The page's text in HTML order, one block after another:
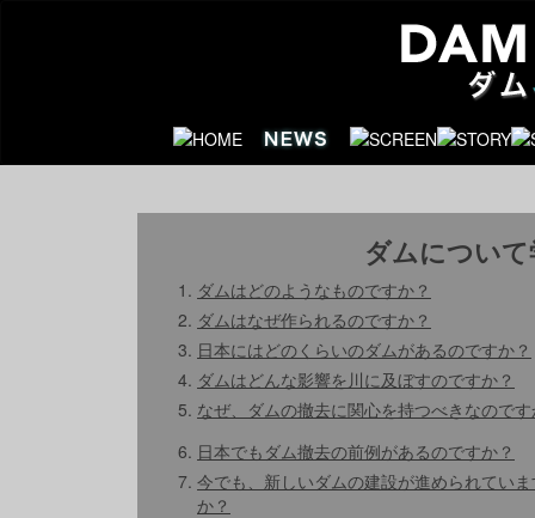
ダムについ
ダムはどのようなものですか？
ダムはなぜ作られるのですか？
日本にはどのくらいのダムがあるのですか？
ダムはどんな影響を川に及ぼすのですか？
なぜ、ダムの撤去に関心を持つべきなので
日本でもダム撤去の前例があるのですか？
今でも、新しいダムの建設が進められてい
か？